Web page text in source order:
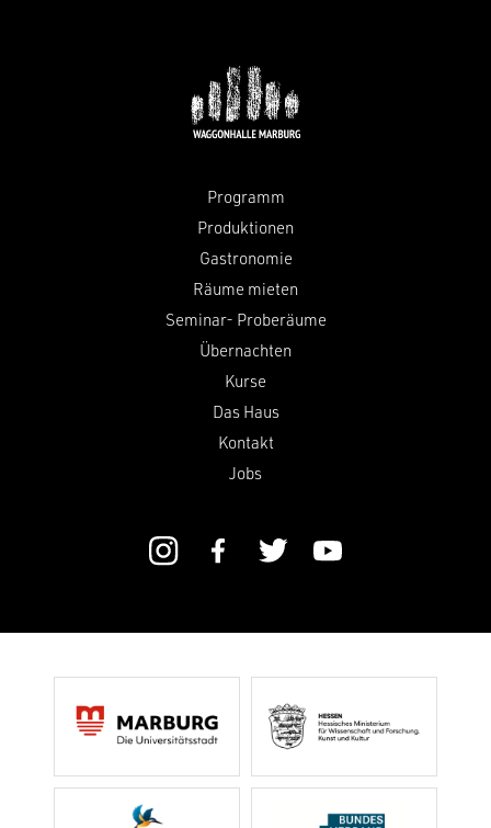
Programm
Produktionen
Gastronomie
Räume mieten
Seminar- Proberäume
Übernachten
Kurse
Das Haus
Kontakt
Jobs